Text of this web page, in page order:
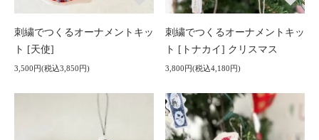
刺繍でつくるオーナメントキッ
ト [天使]
3,500円(税込3,850円)
刺繍でつくるオーナメントキッ
ト [トナカイ] クリスマス
3,800円(税込4,180円)